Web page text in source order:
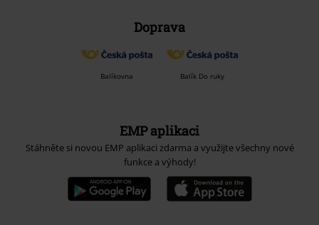
Doprava
Balíkovna Balík Do ruky
EMP aplikaci
Stáhněte si novou EMP aplikaci zdarma a využijte všechny nové
funkce a výhody!